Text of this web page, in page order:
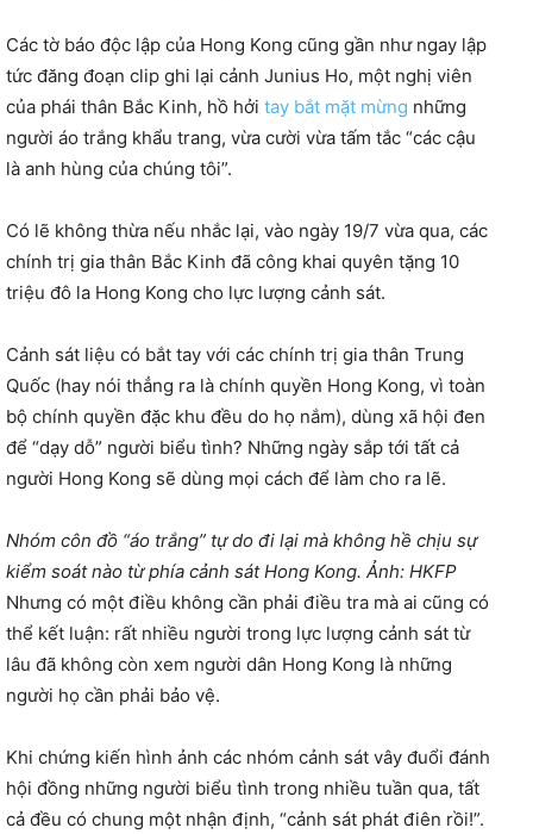
Các tờ báo độc lập của Hong Kong cũng gần như ngay lập
tức đăng đoạn clip ghi lại cảnh Junius Ho, một nghị viên
của phái thân Bắc Kinh, hồ hởi tay bắt mặt mừng những
người áo trắng khẩu trang, vừa cười vừa tấm tắc “các cậu
là anh hùng của chúng tôi”.
Có lẽ không thừa nếu nhắc lại, vào ngày 19/7 vừa qua, các
chính trị gia thân Bắc Kinh đã công khai quyên tặng 10
triệu đô la Hong Kong cho lực lượng cảnh sát.
Cảnh sát liệu có bắt tay với các chính trị gia thân Trung
Quốc (hay nói thẳng ra là chính quyền Hong Kong, vì toàn
bộ chính quyền đặc khu đều do họ nắm), dùng xã hội đen
để “dạy dỗ” người biểu tình? Những ngày sắp tới tất cả
người Hong Kong sẽ dùng mọi cách để làm cho ra lẽ.
Nhóm côn đồ “áo trắng” tự do đi lại mà không hề chịu sự
kiểm soát nào từ phía cảnh sát Hong Kong. Ảnh: HKFP
Nhưng có một điều không cần phải điều tra mà ai cũng có
thể kết luận: rất nhiều người trong lực lượng cảnh sát từ
lâu đã không còn xem người dân Hong Kong là những
người họ cần phải bảo vệ.
Khi chứng kiến hình ảnh các nhóm cảnh sát vây đuổi đánh
hội đồng những người biểu tình trong nhiều tuần qua, tất
cả đều có chung một nhận định, “cảnh sát phát điên rồi!”.